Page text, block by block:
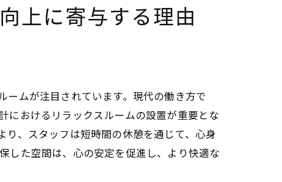
由
上に寄与する理由
ームが注目されています。現代の働き方で
におけるリラックスルームの設置が重要とな
り、スタッフは短時間の休憩を通じて、心身
した空間は、心の安定を促進し、より快適な